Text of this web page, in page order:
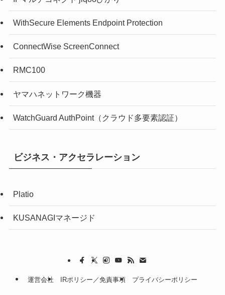
WithSecure Elements Endpoint Protection
ConnectWise ScreenConnect
RMC100
ヤマハネットワーク機器
WatchGuard AuthPoint（クラウド多要素認証）
ビジネス・アクセラレーション
Platio
KUSANAGIマネージド
運営会社 IRポリシー／免責事項 プライバシーポリシー